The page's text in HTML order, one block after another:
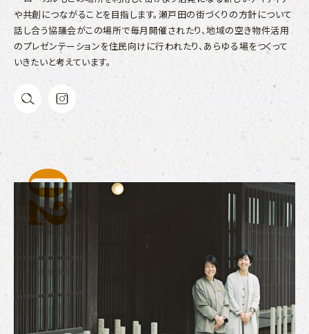
や共創につながることを目指します。瀬戸田の街づくりの方針について
話し合う協議会がこの場所で毎月開催されたり、地域の空き物件活用
のプレゼンテーションを住民向けに行われたり、あらゆる場をつくって
いきたいと考えています。